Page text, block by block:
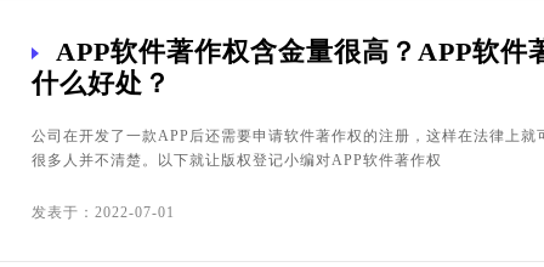
APP软件著作权含金量很高？APP软件
什么好处？
公司在开发了一款APP后还需要申请软件著作权的注册，这样在法律上就
很多人并不清楚。以下就让版权登记小编对APP软件著作权
发表于：2022-07-01